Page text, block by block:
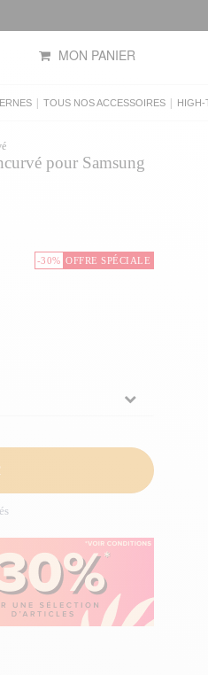
MON PANIER
TOUS NOS ACCESSOIRES HIGH-
pour Samsung
-30% OFFRE SPÉCIALE